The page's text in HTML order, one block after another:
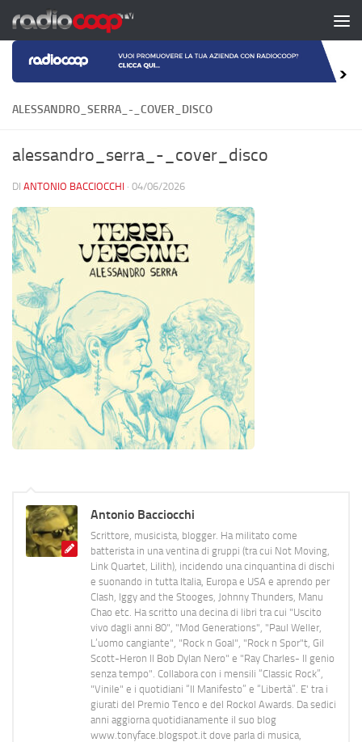
Salta al contenuto
ALESSANDRO_SERRA_-_COVER_DISCO
alessandro_serra_-_cover_disco
DI ANTONIO BACCIOCCHI · 04/06/2026
Antonio Bacciocchi
Scrittore, musicista, blogger. Ha militato come
batterista in una ventina di gruppi (tra cui Not Moving,
Link Quartet, Lilith), incidendo una cinquantina di dischi
e suonando in tutta Italia, Europa e USA e aprendo per
Clash, Iggy and the Stooges, Johnny Thunders, Manu
Chao etc. Ha scritto una decina di libri tra cui "Uscito
vivo dagli anni 80", "Mod Generations", "Paul Weller,
L’uomo cangiante", "Rock n Goal", "Rock n Spor"t, Gil
Scott-Heron Il Bob Dylan Nero" e "Ray Charles- Il genio
senza tempo". Collabora con i mensili “Classic Rock”,
"Vinile" e i quotidiani “Il Manifesto” e “Libertà”. E' tra i
giurati del Premio Tenco e del Rockol Awards. Da sedici
anni aggiorna quotidianamente il suo blog
www.tonyface.blogspot.it dove parla di musica,